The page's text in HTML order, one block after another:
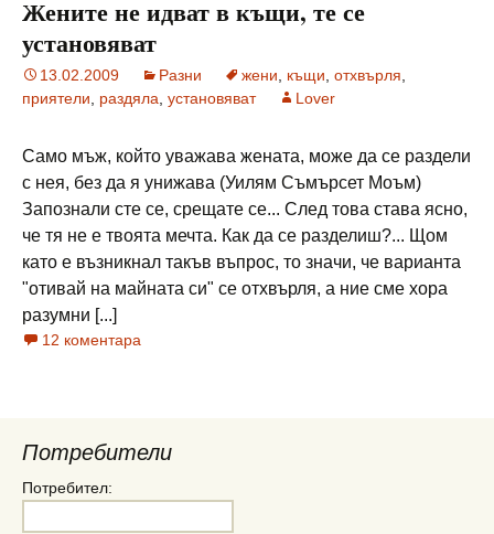
Жените не идват в къщи, те се
установяват
13.02.2009 Разни жени къщи отхвърля
приятели
раздяла установяват Lover
Само мъж, който уважава жената, може да се раздели
с нея, без да я унижава (Уилям Съмърсет Моъм)
Запознали сте се, срещате се... След това става ясно,
че тя не е твоята мечта. Как да се разделиш?... Щом
като е възникнал такъв въпрос, то значи, че варианта
"отивай на майната си" се отхвърля, а ние сме хора
разумни [...]
12 коментара
Потребители
Потребител: